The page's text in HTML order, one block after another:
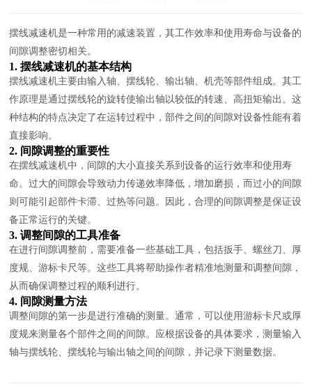
摆线减速机是一种常用的减速装置，其工作效率和使用寿命与设备的
间隙调整密切相关。
1. 摆线减速机的基本结构
摆线减速机主要由输入轴、摆线轮、输出轴、机壳等部件组成。其工
作原理是通过摆线轮的旋转使输出轴以较低的转速、高扭矩输出。这
种结构的特点决定了在运转过程中，部件之间的间隙对设备性能有着
直接影响。
2. 间隙调整的重要性
在摆线减速机中，间隙的大小直接关系到设备的运行效率和使用寿
命。过大的间隙会导致动力传递效率降低，增加磨损，而过小的间隙
则可能引起部件卡滞、过热等问题。因此，合理的间隙调整是保证设
备正常运行的关键。
3. 调整间隙的工具准备
在进行间隙调整前，需要准备一些基础工具，包括扳手、螺丝刀、厚
度规、游标卡尺等。这些工具将帮助操作者精准地测量和调整间隙，
从而确保调整过程的顺利进行。
4. 间隙测量方法
调整间隙的第一步是进行准确的测量。通常，可以使用游标卡尺或厚
度规来测量各个部件之间的间隙。应根据设备的具体要求，测量输入
轴与摆线轮、摆线轮与输出轴之间的间隙，并记录下测量数据。